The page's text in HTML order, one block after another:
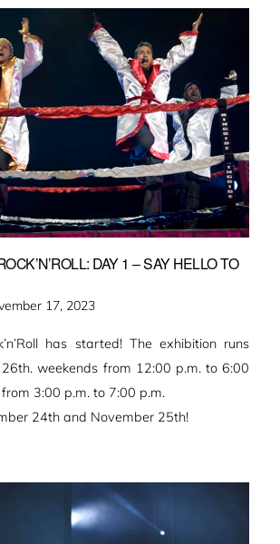
DAY 1 – SAY HELLO TO
17, 2023
has started! The exhibition runs
weekends from 12:00 p.m. to 6:00
3:00 p.m. to 7:00 p.m.
24th and November 25th!